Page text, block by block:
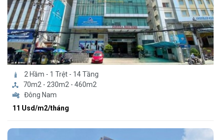
2 Hầm - 1 Trệt - 14 Tầng
70m2 - 230m2 - 460m2
Đông Nam
11 Usd/m2/tháng